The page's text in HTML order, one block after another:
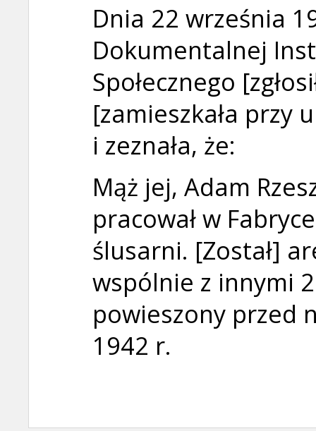
Dnia 22 września
Dokumentalnej
Społecznego
[zamieszkała przy
i zeznała, że:
Mąż jej, Adam
pracował w
ślusarni. [Został]
wspólnie z innymi
powieszony przed
1942 r.